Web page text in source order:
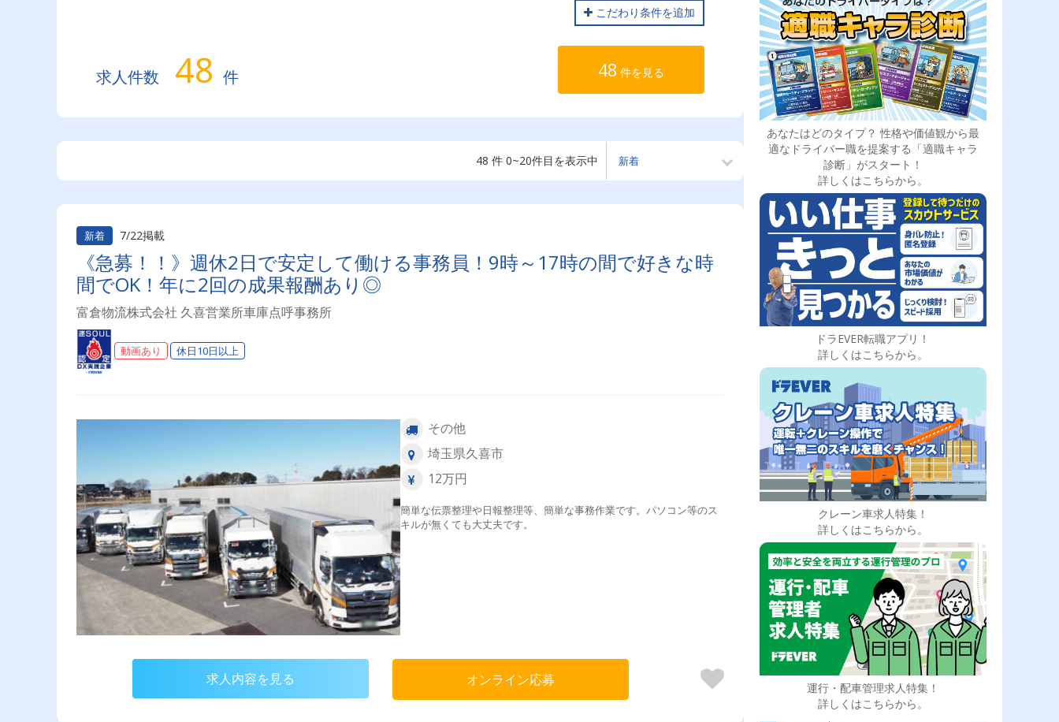
こだわり条件を追加
求人件数 48 件 48 件を見る
48 件 0~20件目を表示中
新着 7/22掲載
《急募！！》週休2日で安定して働ける事務員！9時～17時の間で好きな時
間でOK！年に2回の成果報酬あり◎
富倉物流株式会社 久喜営業所車庫点呼事務所
動画あり 休日10日以上
その他
埼玉県久喜市
12万円
簡単な伝票整理や日報整理等、簡単な事務作業です。パソコン等のス
キルが無くても大丈夫です。
求人内容を見る オンライン応募
あなたはどのタイプ？ 性格や価値観から最
適なドライバー職を提案する「適職キャラ
診断」がスタート！
詳しくはこちらから。
ドラEVER転職アプリ！
詳しくはこちらから。
クレーン車求人特集！
詳しくはこちらから。
運行・配車管理求人特集！
詳しくはこちらから。